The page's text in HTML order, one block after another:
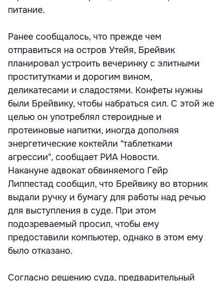
питание.
Ранее сообщалось, что прежде чем
отправиться на остров Утейя, Брейвик
планировал устроить вечеринку с элитными
проститутками и дорогим вином,
деликатесами и сладостями. Конфеты нужны
были Брейвику, чтобы набраться сил. С этой же
целью он употреблял стероидные и
протеиновые напитки, иногда дополняя
энергетические коктейли "таблетками
агрессии", сообщает РИА Новости.
Накануне адвокат обвиняемого Гейр
Липпестад сообщил, что Брейвику во вторник
выдали ручку и бумагу для работы над речью
для выступления в суде. При этом
подозреваемый просил, чтобы ему
предоставили компьютер, однако в этом ему
было отказано.
Согласно решению суда, предварительный